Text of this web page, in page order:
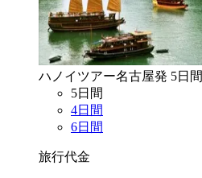
ハノイ ツアー名古屋発 5日間
5日間
4日間
6日間
旅行代金